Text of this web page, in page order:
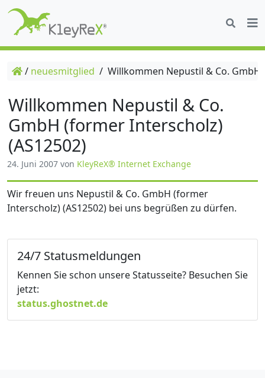
/ neuesmitglied / Willkommen Nepustil & Co.
Willkommen Nepustil & Co.
GmbH (former Interscholz)
(AS12502)
24. Juni 2007 von KleyReX® Internet Exchange
Wir freuen uns Nepustil & Co. GmbH (former
Interscholz) (AS12502) bei uns begrüßen zu dürfen.
24/7 Statusmeldungen
Kennen Sie schon unsere Statusseite? Besuchen Sie
jetzt:
status.ghostnet.de